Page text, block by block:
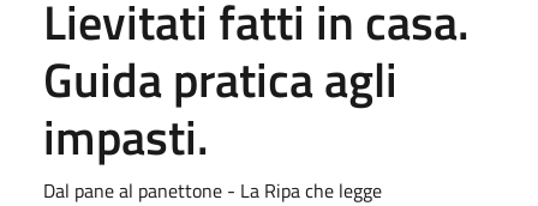
Lievitati fatti in casa.
Guida pratica agli
impasti.
Dal pane al panettone - La Ripa che legge